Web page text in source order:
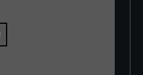
en métal et en fibre
pratique, ce
très facile à utiliser. Il
pour ouvrir et refermer la